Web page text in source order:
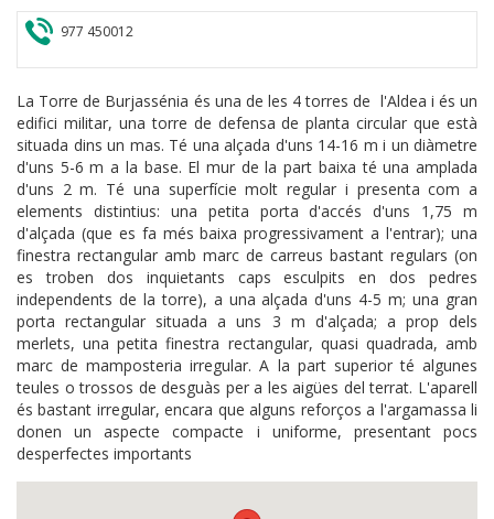
977 450012
La Torre de Burjassénia és una de les 4 torres de l'Aldea i és un
edifici militar, una torre de defensa de planta circular que està
situada dins un mas. Té una alçada d'uns 14-16 m i un diàmetre
d'uns 5-6 m a la base. El mur de la part baixa té una amplada
d'uns 2 m. Té una superfície molt regular i presenta com a
elements distintius: una petita porta d'accés d'uns 1,75 m
d'alçada (que es fa més baixa progressivament a l'entrar); una
finestra rectangular amb marc de carreus bastant regulars (on
es troben dos inquietants caps esculpits en dos pedres
independents de la torre), a una alçada d'uns 4-5 m; una gran
porta rectangular situada a uns 3 m d'alçada; a prop dels
merlets, una petita finestra rectangular, quasi quadrada, amb
marc de mamposteria irregular. A la part superior té algunes
teules o trossos de desguàs per a les aigües del terrat. L'aparell
és bastant irregular, encara que alguns reforços a l'argamassa li
donen un aspecte compacte i uniforme, presentant pocs
desperfectes importants